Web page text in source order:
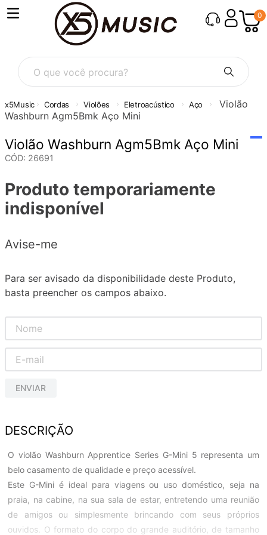
0
O que você procura?
Cordas Violões Eletroacústico Aço
Violão
Washburn Agm5Bmk Aço Mini
Violão Washburn Agm5Bmk Aço Mini
CÓD: 26691
Produto temporariamente
indisponível
Avise-me
Para ser avisado da disponibilidade deste Produto,
basta preencher os campos abaixo.
ENVIAR
DESCRIÇÃO
O violão Washburn Apprentice Series G-Mini 5 representa um
belo casamento de qualidade e preço acessível.
Este G-Mini é ideal para viagens ou uso doméstico, seja na
praia, na cabine, na sua sala de estar, entretendo uma reunião
de amigos ou simplesmente brincando com seus próprios
ouvidos. O formato do corpo do grande auditório, de tamanho